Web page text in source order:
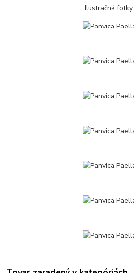
Ilustračné fotky: